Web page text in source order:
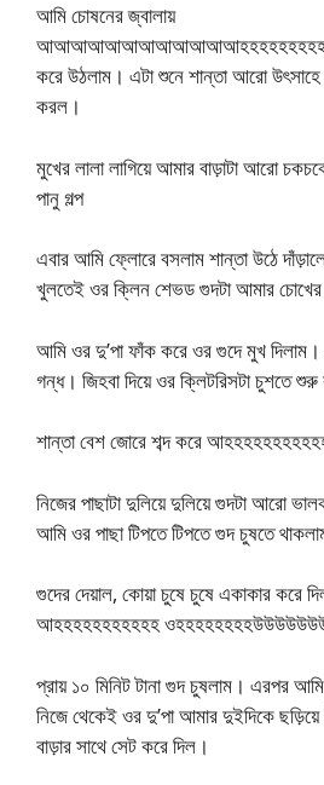
আমি চোষনের জ্বালায়
করে উঠলাম। এটা শুনে শান্তা আরো
করল।
মুখের লালা লাগিয়ে আমার বাড়াটা আরো
পানু গল্প
এবার আমি ফ্লোরে বসলাম শান্তা উঠে
খুলতেই ওর ক্লিন শেভড গুদটা আমার
আমি ওর দু’পা ফাঁক করে ওর গুদে মুখ দিলাম।
গন্ধ। জিহবা দিয়ে ওর ক্লিটরিসটা চুশতে
শান্তা বেশ জোরে শব্দ করে
নিজের পাছাটা দুলিয়ে দুলিয়ে গুদটা আরো
আমি ওর পাছা টিপতে টিপতে গুদ চুষতে
গুদের দেয়াল, কোয়া চুষে চুষে একাকার করে
আহহহহহহহহহহহ
প্রায় ১০ মিনিট টানা গুদ চুষলাম। এরপর
নিজে থেকেই ওর দু’পা আমার দুইদিকে
বাড়ার সাথে সেট করে দিল।